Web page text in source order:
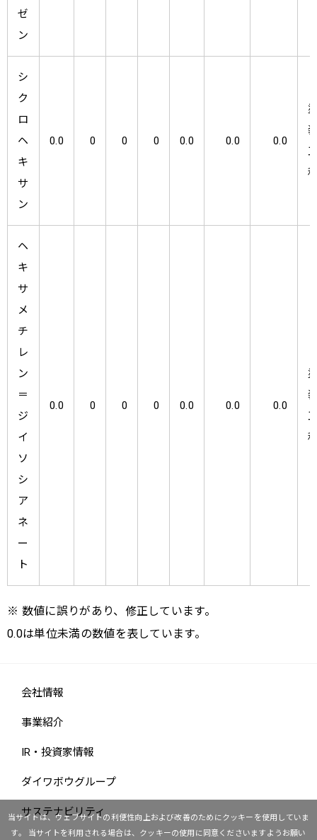
ゼ
ン
シ
ク
ロ
ヘ
キ
サ
ン
0.0 0 0 0 0.0 0.0 0.0
ヘ
キ
サ
メ
チ
レ
ン
＝
ジ
イ
ソ
シ
ア
ネ
ー
ト
0.0 0 0 0 0.0 0.0 0.0
※ 数値に誤りがあり、修正しています。
0.0は単位未満の数値を表しています。
当サイトは、ウェブサイトの利便性向上および改善のためにクッキーを使用していま
す。
当サイトを利用される場合は、クッキーの使用に同意くださいますようお願い
会社情報
事業紹介
IR・投資家情報
ダイワボウグループ
サステナビリティ